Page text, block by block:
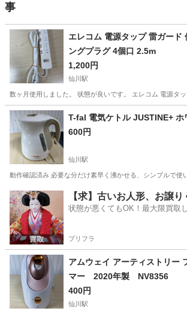
事
エレコム 電源タップ 雷ガード
ングプラグ 4個口 2.5m
1,200円
仙川駅
数ヶ月使用しました。 状態が良いです。 エレコム 電源タ
東京 調布市 仙川駅 生活家電
T-fal 電気ケトル JUSTINE+ ホ
600円
仙川駅
動作確認済み 必要な分だけ素早く沸かせる、シンプルで
東京 調布市 仙川駅 キッチン家電
【求】古いお人形、お譲
状態が悪くてもOK！最大限買取
プリフラ
アムウェイ アーティストリー
マー 2020年製 NV8356
400円
仙川駅